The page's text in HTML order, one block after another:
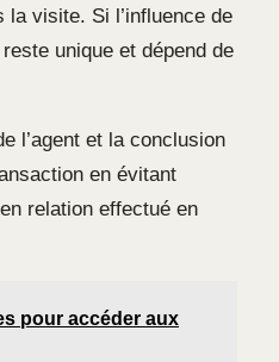
visite. Si l’influence de
unique et dépend de
l’agent et la conclusion
en évitant
relation effectué en
pour accéder aux